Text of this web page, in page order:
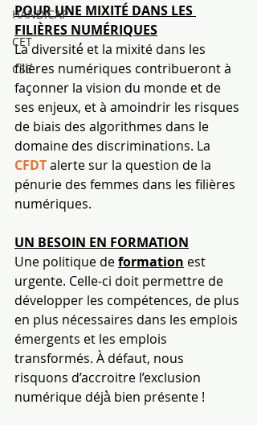
HANDICAP
CET
CSE
POUR UNE MIXITÉ DANS LES
FILIÈRES NUMÉRIQUES
La diversité́ et la mixité dans les
filières numériques contribueront à
façonner la vision du monde et de
ses enjeux, et à amoindrir les risques
de biais des algorithmes dans le
domaine des discriminations. La
CFDT alerte sur la question de la
pénurie des femmes dans les filières
numériques.
UN BESOIN EN FORMATION
Une politique de formation est
urgente. Celle-ci doit permettre de
développer les compétences, de plus
en plus nécessaires dans les emplois
émergents et les emplois
transformés. À défaut, nous
risquons d’accroitre l’exclusion
numérique déjà̀ bien présente !